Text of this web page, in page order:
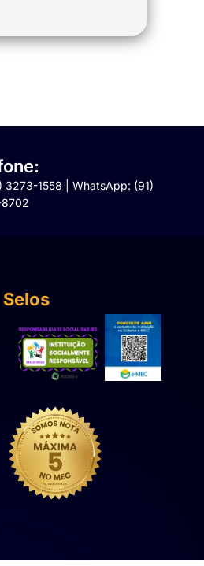
3273-1558 | WhatsApp: (91)
Selos